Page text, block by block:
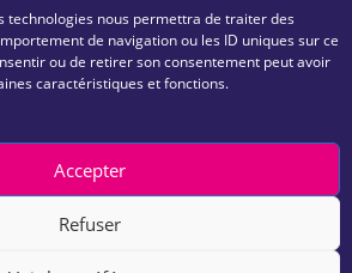
technologies nous permettra de traiter des
de navigation ou les ID uniques sur ce
ou de retirer son consentement peut avoir
caractéristiques et fonctions.
Accepter
Refuser
|Plan du site|Mentions Légales
The Place by CCI 37 | site réalisé par
Culturemédiatic